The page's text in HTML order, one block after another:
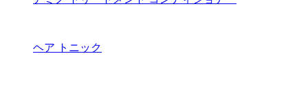
ヘア トニック